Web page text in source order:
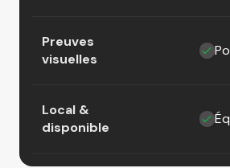
Preuves
visuelles
Local &
disponible